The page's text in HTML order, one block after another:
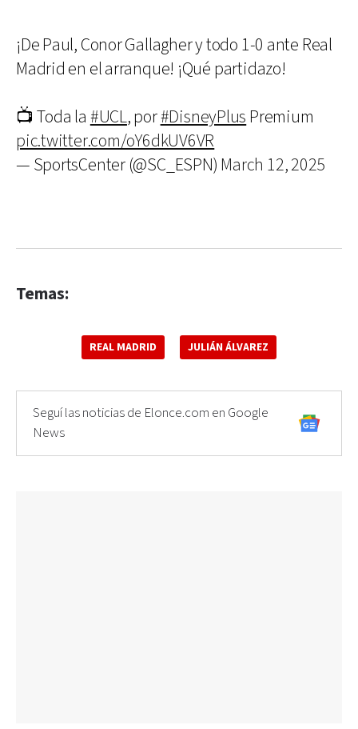
¡De Paul, Conor Gallagher y todo 1-0 ante Real
Madrid en el arranque! ¡Qué partidazo!
📺 Toda la #UCL, por#DisneyPlus Premium
pic.twitter.com/oY6dkUV6VR
— SportsCenter (@SC_ESPN) March 12, 2025
Temas:
REAL MADRID JULIÁN ÁLVAREZ
Seguí las noticias de Elonce.com en Google
News